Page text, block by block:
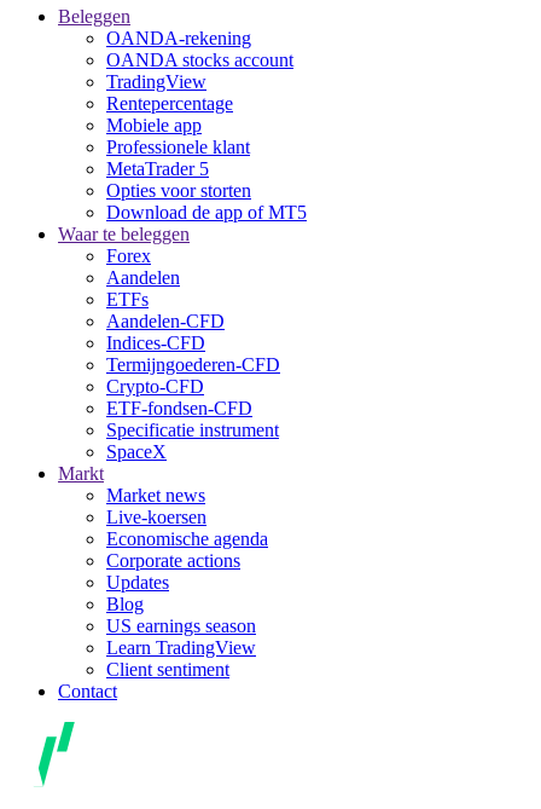
Beleggen
OANDA-rekening
OANDA stocks account
TradingView
Rentepercentage
Mobiele app
Professionele klant
MetaTrader 5
Opties voor storten
Download de app of MT5
Waar te beleggen
Forex
Aandelen
ETFs
Aandelen-CFD
Indices-CFD
Termijngoederen-CFD
Crypto-CFD
ETF-fondsen-CFD
Specificatie instrument
SpaceX
Markt
Market news
Live-koersen
Economische agenda
Corporate actions
Updates
Blog
US earnings season
Learn TradingView
Client sentiment
Contact